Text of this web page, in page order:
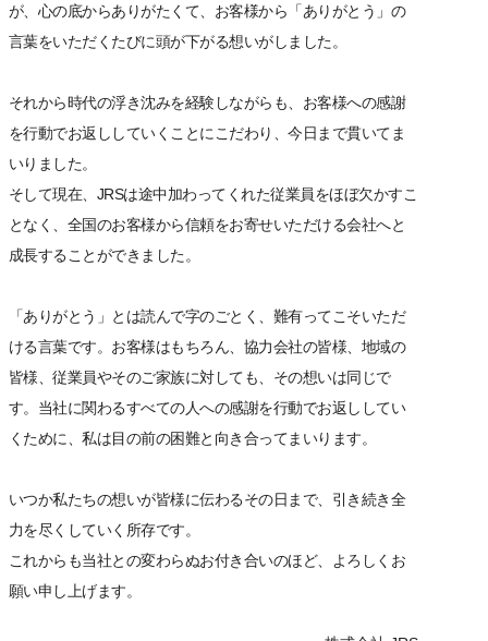
が、心の底からありがたくて、お客様から「ありがとう」の
言葉をいただくたびに頭が下がる想いがしました。
それから時代の浮き沈みを経験しながらも、お客様への感謝
を行動でお返ししていくことにこだわり、今日まで貫いてま
いりました。
そして現在、JRSは途中加わってくれた従業員をほぼ欠かすこ
となく、全国のお客様から信頼をお寄せいただける会社へと
成長することができました。
「ありがとう」とは読んで字のごとく、難有ってこそいただ
ける言葉です。お客様はもちろん、協力会社の皆様、地域の
皆様、従業員やそのご家族に対しても、その想いは同じで
す。当社に関わるすべての人への感謝を行動でお返ししてい
くために、私は目の前の困難と向き合ってまいります。
いつか私たちの想いが皆様に伝わるその日まで、引き続き全
力を尽くしていく所存です。
これからも当社との変わらぬお付き合いのほど、よろしくお
願い申し上げます。